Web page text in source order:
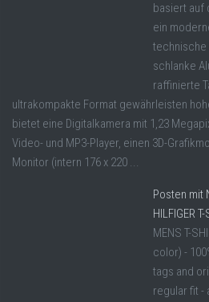
basiert auf
ein
technische
schlanke
raffinierte
ultrakompakte Format gewährleisten
bietet eine Digitalkamera mit 1,23
Video- und MP3-Player, einen 3D-
Monitor (intern 176 x 220 ...
Posten mit
HILFIGER T-
MENS T-
color) -
tags and
regular fit -